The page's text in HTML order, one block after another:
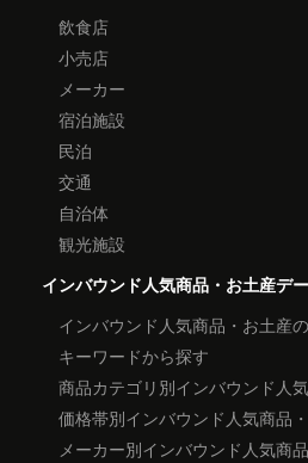
飲食店
小売店
メーカー
宿泊施設
民泊
交通
自治体
観光施設
インバウンド人気商品・お土産デ
インバウンド人気商品・お土産
キーワードから探す
商品カテゴリ別インバウンド人
価格帯別インバウンド人気商品
メーカー別インバウンド人気商